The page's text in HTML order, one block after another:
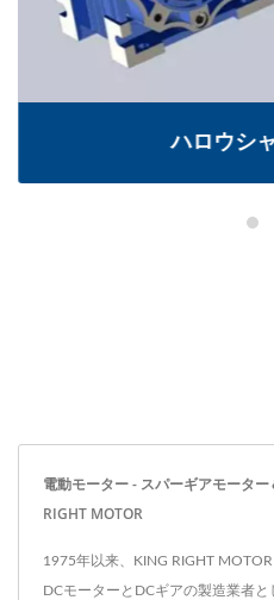
ハロウシ
電動モーター - スパーギアモータ
RIGHT MOTOR
1975年以来、KING RIGHT
DCモーターとDCギアの製造業者